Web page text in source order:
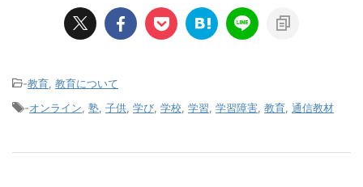
-教育 教育について
-オンライン 塾 子供 学び 学校 学習 学習障害 教育 通信教材